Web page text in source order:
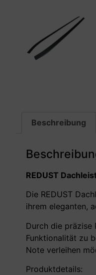
Beschreibung
REDUST
Die REDUST
ihrem eleganten,
Durch die präzise
Funktionalität zu
Note verleihen
Produktdetails: